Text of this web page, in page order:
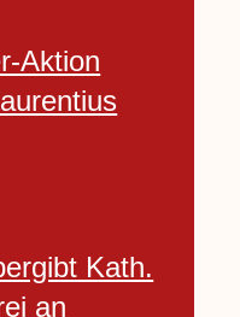
Aktion
Kath.
an